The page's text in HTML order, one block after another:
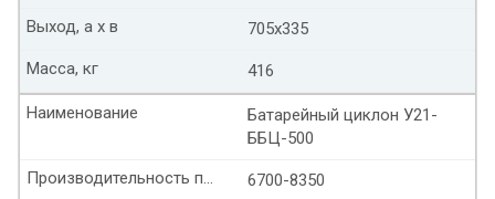
705х335
Выход, а х в
416
Масса, кг
Батарейный циклон У21-
ББЦ-500
Наименование
6700-8350
Производительность по воздуху м3/ч